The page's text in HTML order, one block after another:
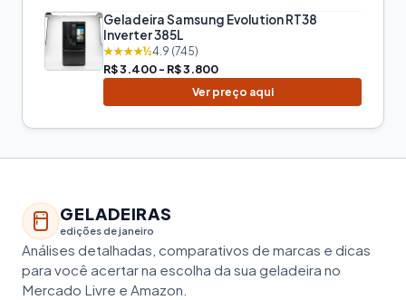
Geladeira Samsung Evolution RT38
Inverter 385L
★★★★½4.9 (745)
R$ 3.400 - R$ 3.800
Ver preço aqui
GELADEIRAS
edições de janeiro
Análises detalhadas, comparativos de marcas e dicas
para você acertar na escolha da sua geladeira no
Mercado Livre e Amazon.